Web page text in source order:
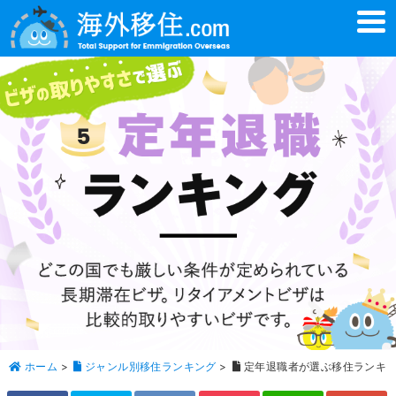
t
o
g
a
v
i
g
a
t
i
o
ホーム > ジャンル別移住ランキング > 定年退職者が選ぶ移住ランキ